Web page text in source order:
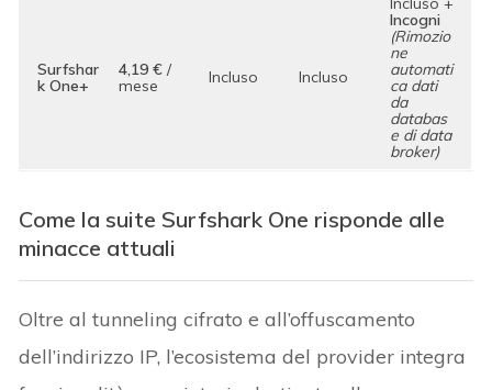
Surfshar
k One+
4,19 € /
mese
Incluso Incluso
Incogni
(Rimozio
ne
automati
ca dati
da
databas
e di data
broker)
Come la suite Surfshark One risponde alle
minacce attuali
Oltre al tunneling cifrato e all’offuscamento
dell’indirizzo IP, l’ecosistema del provider integra